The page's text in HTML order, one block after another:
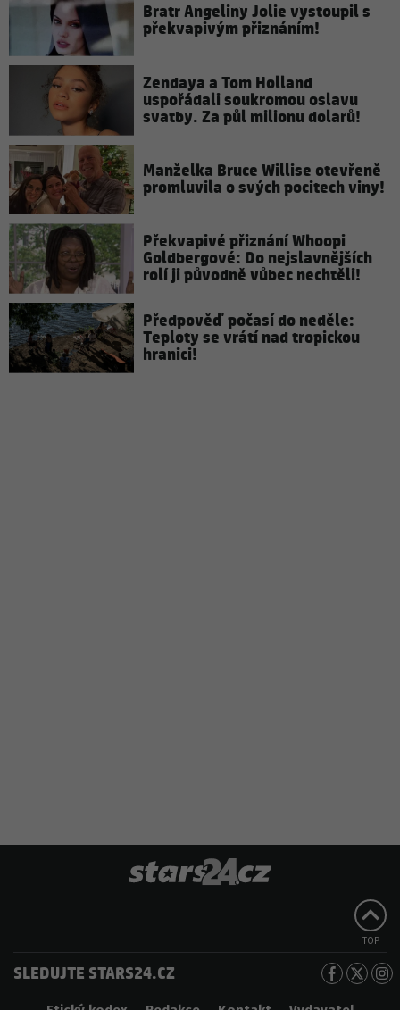
Bratr Angeliny Jolie vystoupil s
překvapivým přiznáním!
Zendaya a Tom Holland
uspořádali soukromou oslavu
svatby. Za půl milionu dolarů!
Manželka Bruce Willise otevřeně
promluvila o svých pocitech viny!
Překvapivé přiznání Whoopi
Goldbergové: Do nejslavnějších
rolí ji původně vůbec nechtěli!
Předpověď počasí do neděle:
Teploty se vrátí nad tropickou
hranici!
TOP
SLEDUJTE STARS24.CZ